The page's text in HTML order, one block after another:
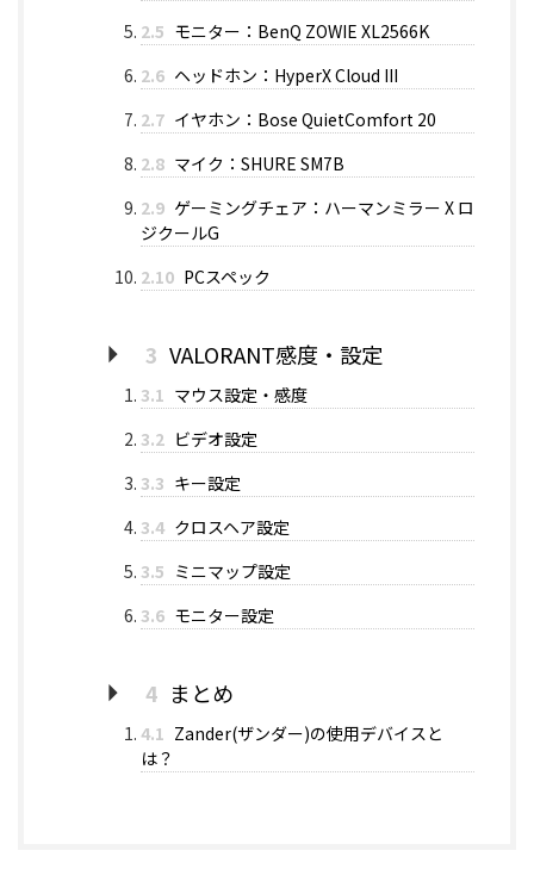
2.5 モニター：BenQ ZOWIE XL2566K
2.6 ヘッドホン：HyperX Cloud III
2.7 イヤホン：Bose QuietComfort 20
2.8 マイク：SHURE SM7B
2.9 ゲーミングチェア：ハーマンミラー X ロ
ジクールG
2.10 PCスペック
3 VALORANT感度・設定
3.1 マウス設定・感度
3.2 ビデオ設定
3.3 キー設定
3.4 クロスヘア設定
3.5 ミニマップ設定
3.6 モニター設定
4 まとめ
4.1 Zander(ザンダー)の使用デバイスと
は？